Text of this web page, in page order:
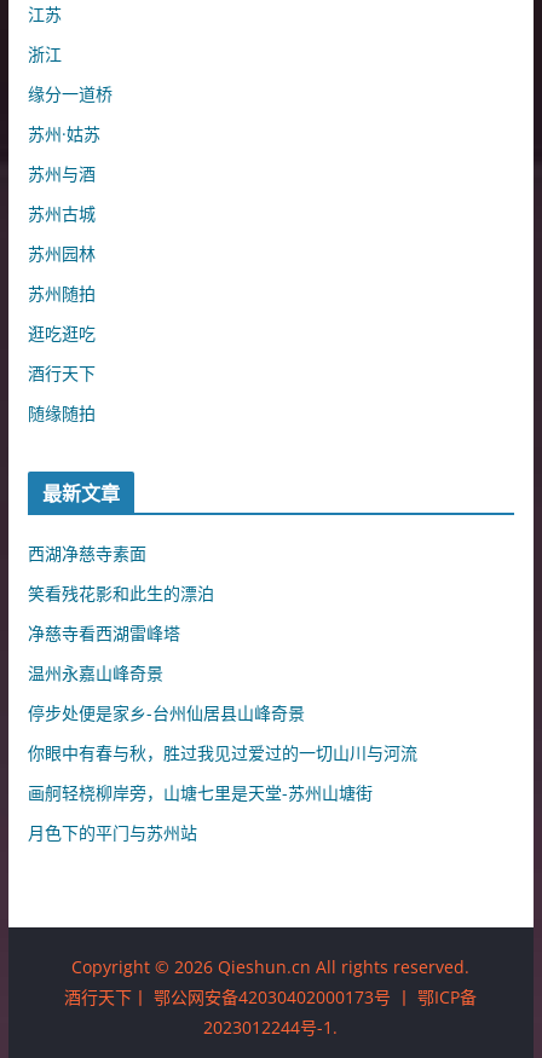
江苏
浙江
缘分一道桥
苏州·姑苏
苏州与酒
苏州古城
苏州园林
苏州随拍
逛吃逛吃
酒行天下
随缘随拍
最新文章
西湖净慈寺素面
笑看残花影和此生的漂泊
净慈寺看西湖雷峰塔
温州永嘉山峰奇景
停步处便是家乡-台州仙居县山峰奇景
你眼中有春与秋，胜过我见过爱过的一切山川与河流
画舸轻桡柳岸旁，山塘七里是天堂-苏州山塘街
月色下的平门与苏州站
Copyright © 2026 Qieshun.cn All rights reserved.
酒行天下丨鄂公网安备42030402000173号 丨鄂ICP备
2023012244号-1 .